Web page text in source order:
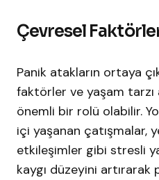
Çevresel
Panik atakların ortaya
faktörler ve yaşam tarzı
önemli bir rolü olabilir.
içi yaşanan çatışmalar,
etkileşimler gibi stresli
kaygı düzeyini artırarak